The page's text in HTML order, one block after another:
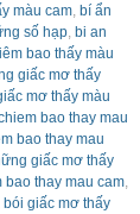
màu cam, bí ẩn
số hạp, bi an
bao thấy màu
giấc mơ thấy
mơ thấy màu
bao thay mau
bao thay mau
giấc mơ thấy
bao thay mau cam,
bói giấc mơ thấy